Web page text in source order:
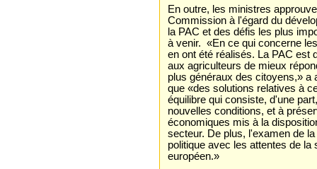
En outre, les ministres
Commission à l'égard du
la PAC et des défis les plus
à venir. «En ce qui concerne
en ont été réalisés. La PAC est
aux agriculteurs de mieux
plus généraux des citoyens,» a
que «des solutions relatives à
équilibre qui consiste, d'une
nouvelles conditions, et à
économiques mis à la
secteur. De plus, l'examen de
politique avec les attentes de
européen.»